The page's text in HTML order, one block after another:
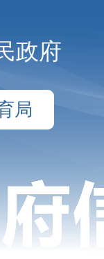
政府
局